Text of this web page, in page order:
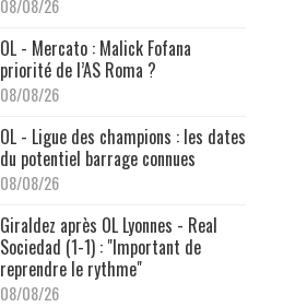
08/08/26
OL - Mercato : Malick Fofana
priorité de l’AS Roma ?
08/08/26
OL - Ligue des champions : les dates
du potentiel barrage connues
08/08/26
Giraldez après OL Lyonnes - Real
Sociedad (1-1) : "Important de
reprendre le rythme"
08/08/26